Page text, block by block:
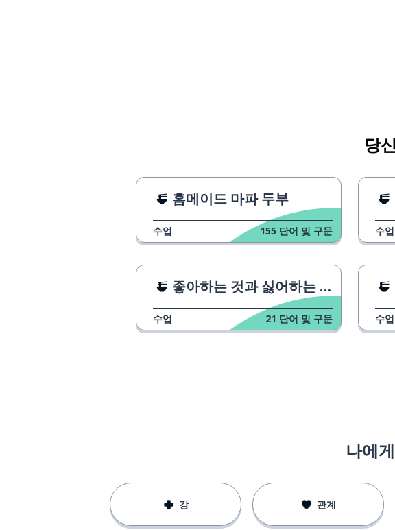
당
홈메이드 마파 두부
수업 155 단어 및 구문 수업
좋아하는 것과 싫어하는 것
수업 21 단어 및 구문 수업
나에
강 관계